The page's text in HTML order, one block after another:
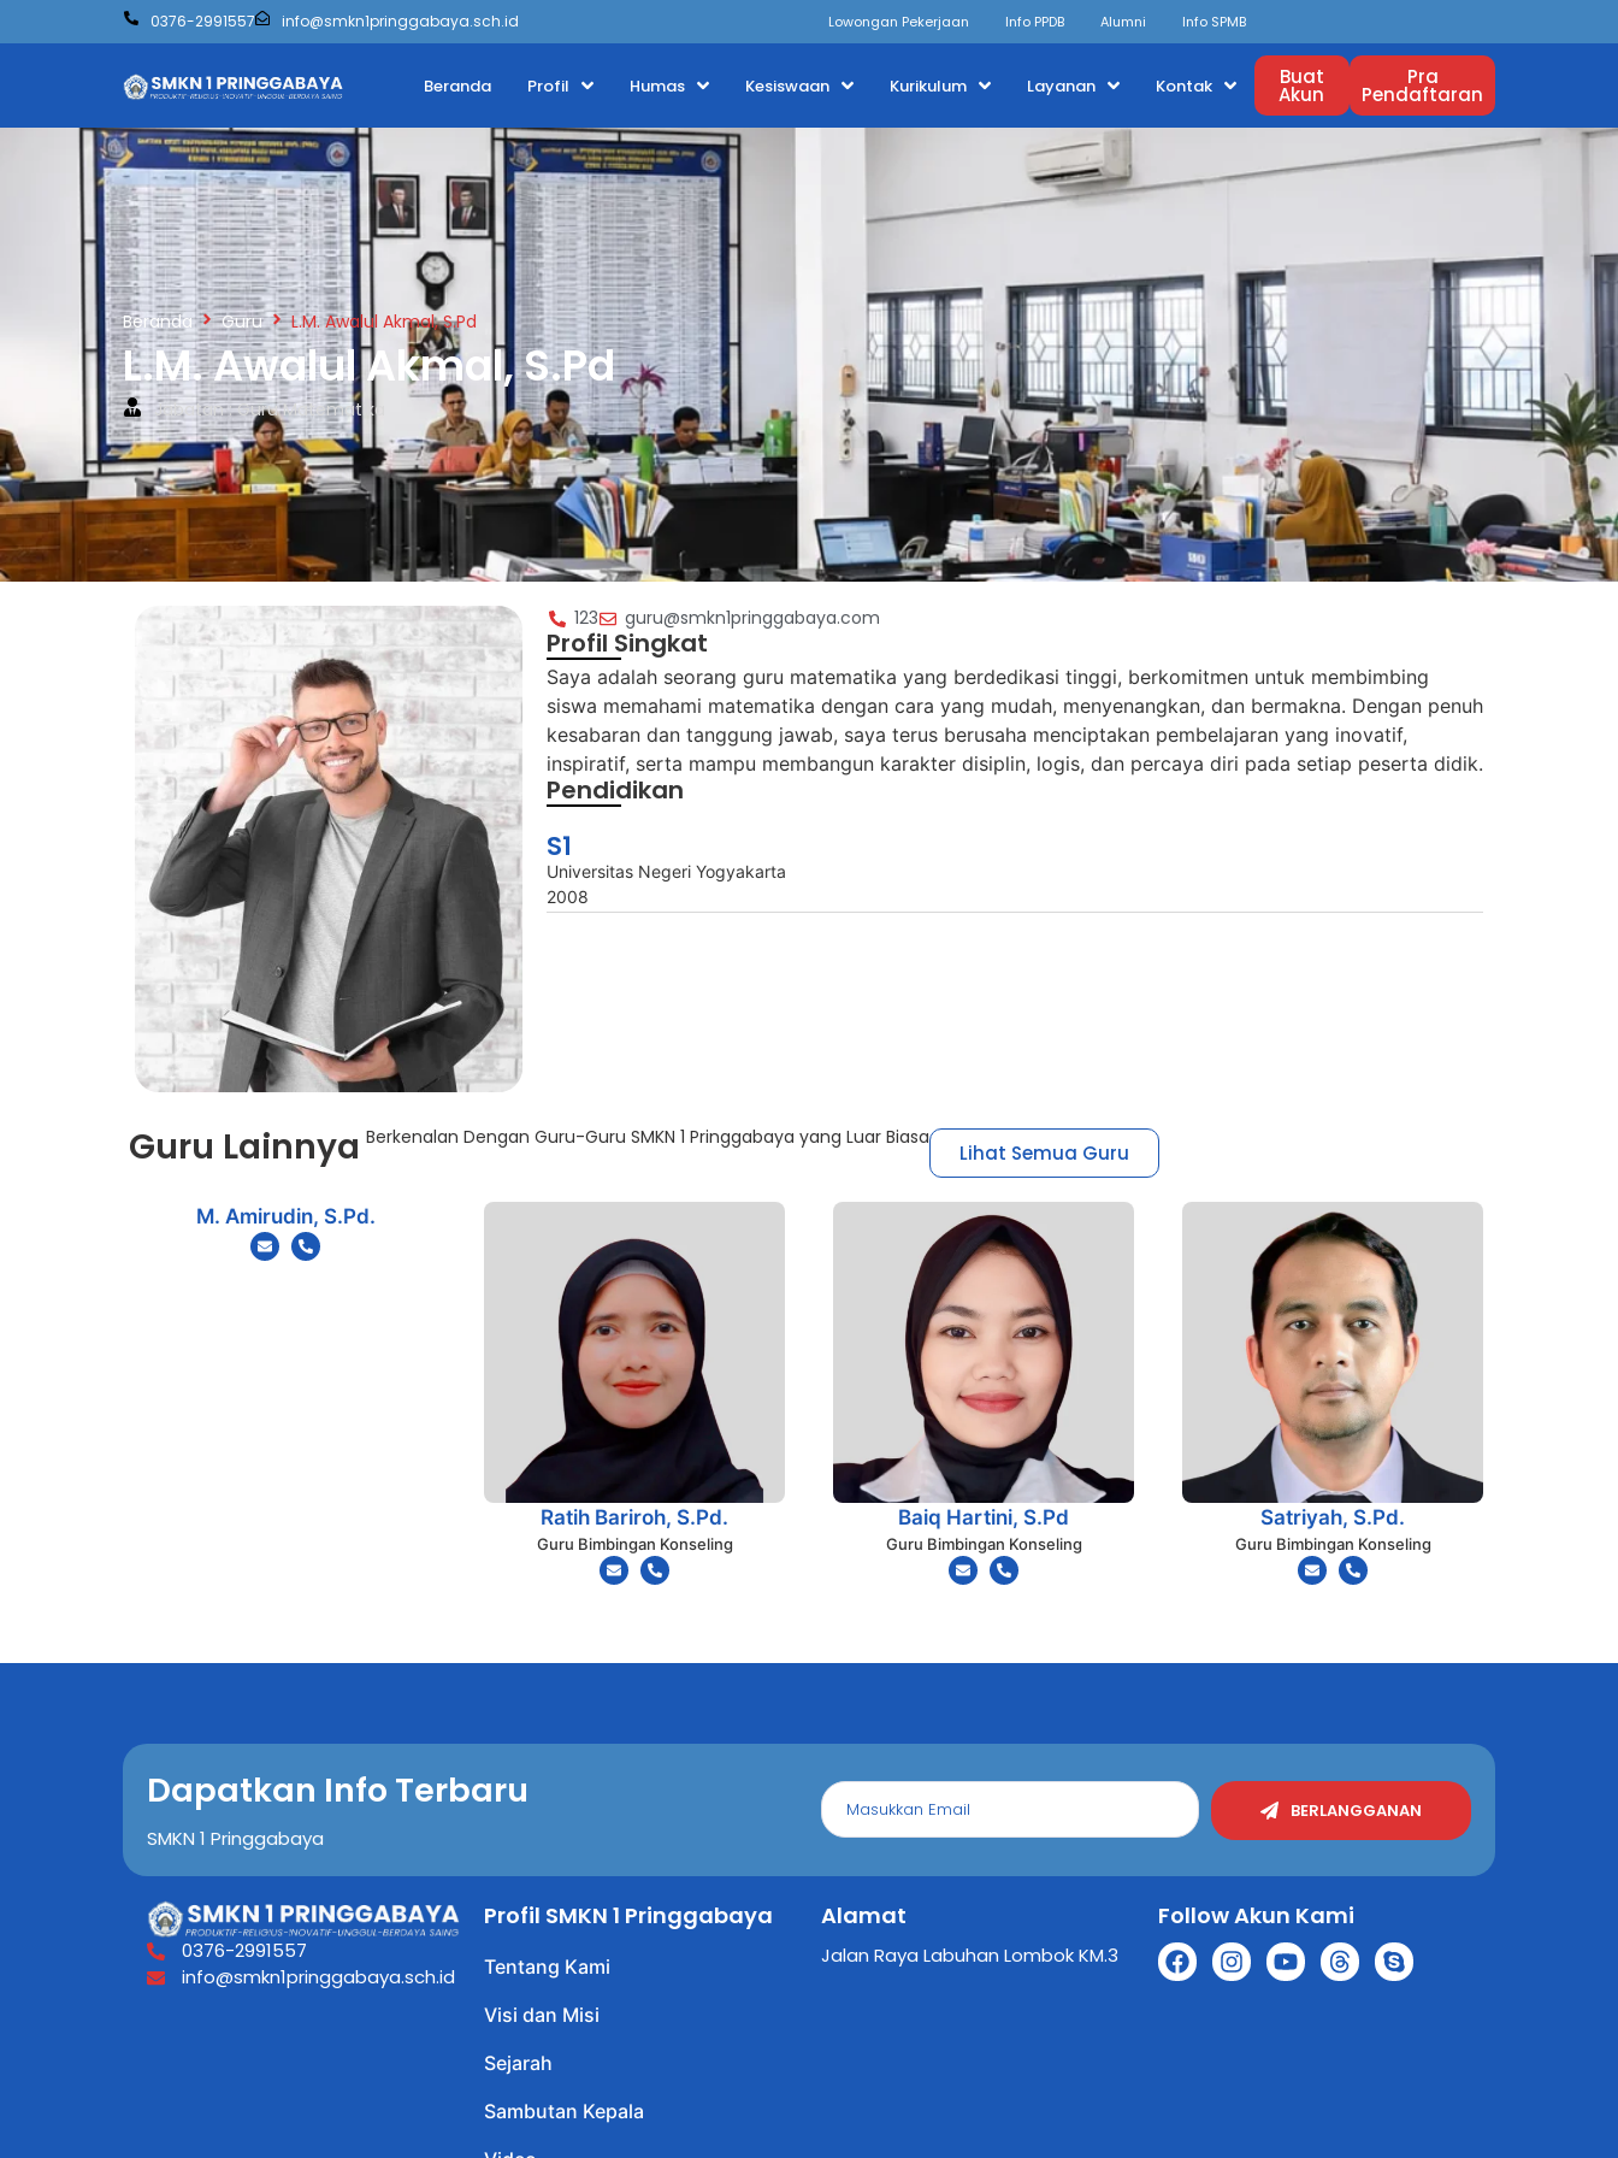
0376-2991557 info@smkn1pringgabaya.sch.id Lowongan Pekerjaan Info PPDB Alumni Info SPMB
Beranda Profil Humas Kesiswaan Kurikulum Layanan Kontak Buat
Akun
Pra
Pendaftaran
Beranda Guru L.M. Awalul Akmal, S.Pd
L.M. Awalul Akmal, S.Pd
Jabatan : Guru Matematika
123 guru@smkn1pringgabaya.com
Profil Singkat
Saya adalah seorang guru matematika yang berdedikasi tinggi, berkomitmen untuk membimbing
siswa memahami matematika dengan cara yang mudah, menyenangkan, dan bermakna. Dengan penuh
kesabaran dan tanggung jawab, saya terus berusaha menciptakan pembelajaran yang inovatif,
inspiratif, serta mampu membangun karakter disiplin, logis, dan percaya diri pada setiap peserta didik.
Pendidikan
S1
Universitas Negeri Yogyakarta
2008
Guru Lainnya Berkenalan Dengan Guru-Guru SMKN 1 Pringgabaya yang Luar Biasa
Lihat Semua Guru
M. Amirudin, S.Pd.
Ratih Bariroh, S.Pd.
Guru Bimbingan Konseling
Baiq Hartini, S.Pd
Guru Bimbingan Konseling
Satriyah, S.Pd.
Guru Bimbingan Konseling
Dapatkan Info Terbaru
SMKN 1 Pringgabaya
BERLANGGANAN
0376-2991557
info@smkn1pringgabaya.sch.id
Profil SMKN 1 Pringgabaya
Tentang Kami
Visi dan Misi
Sejarah
Sambutan Kepala
Alamat
Jalan Raya Labuhan Lombok KM.3
Follow Akun Kami